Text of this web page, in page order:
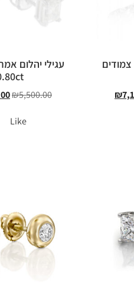
₪
עגילי יהלום
₪5,500.00
Like